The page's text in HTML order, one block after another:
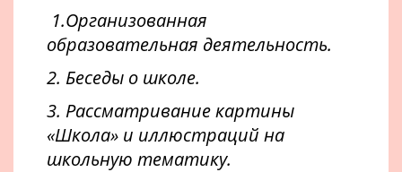
1.Организованная
образовательная деятельность.
2. Беседы о школе.
3. Рассматривание картины
«Школа» и иллюстраций на
школьную тематику.